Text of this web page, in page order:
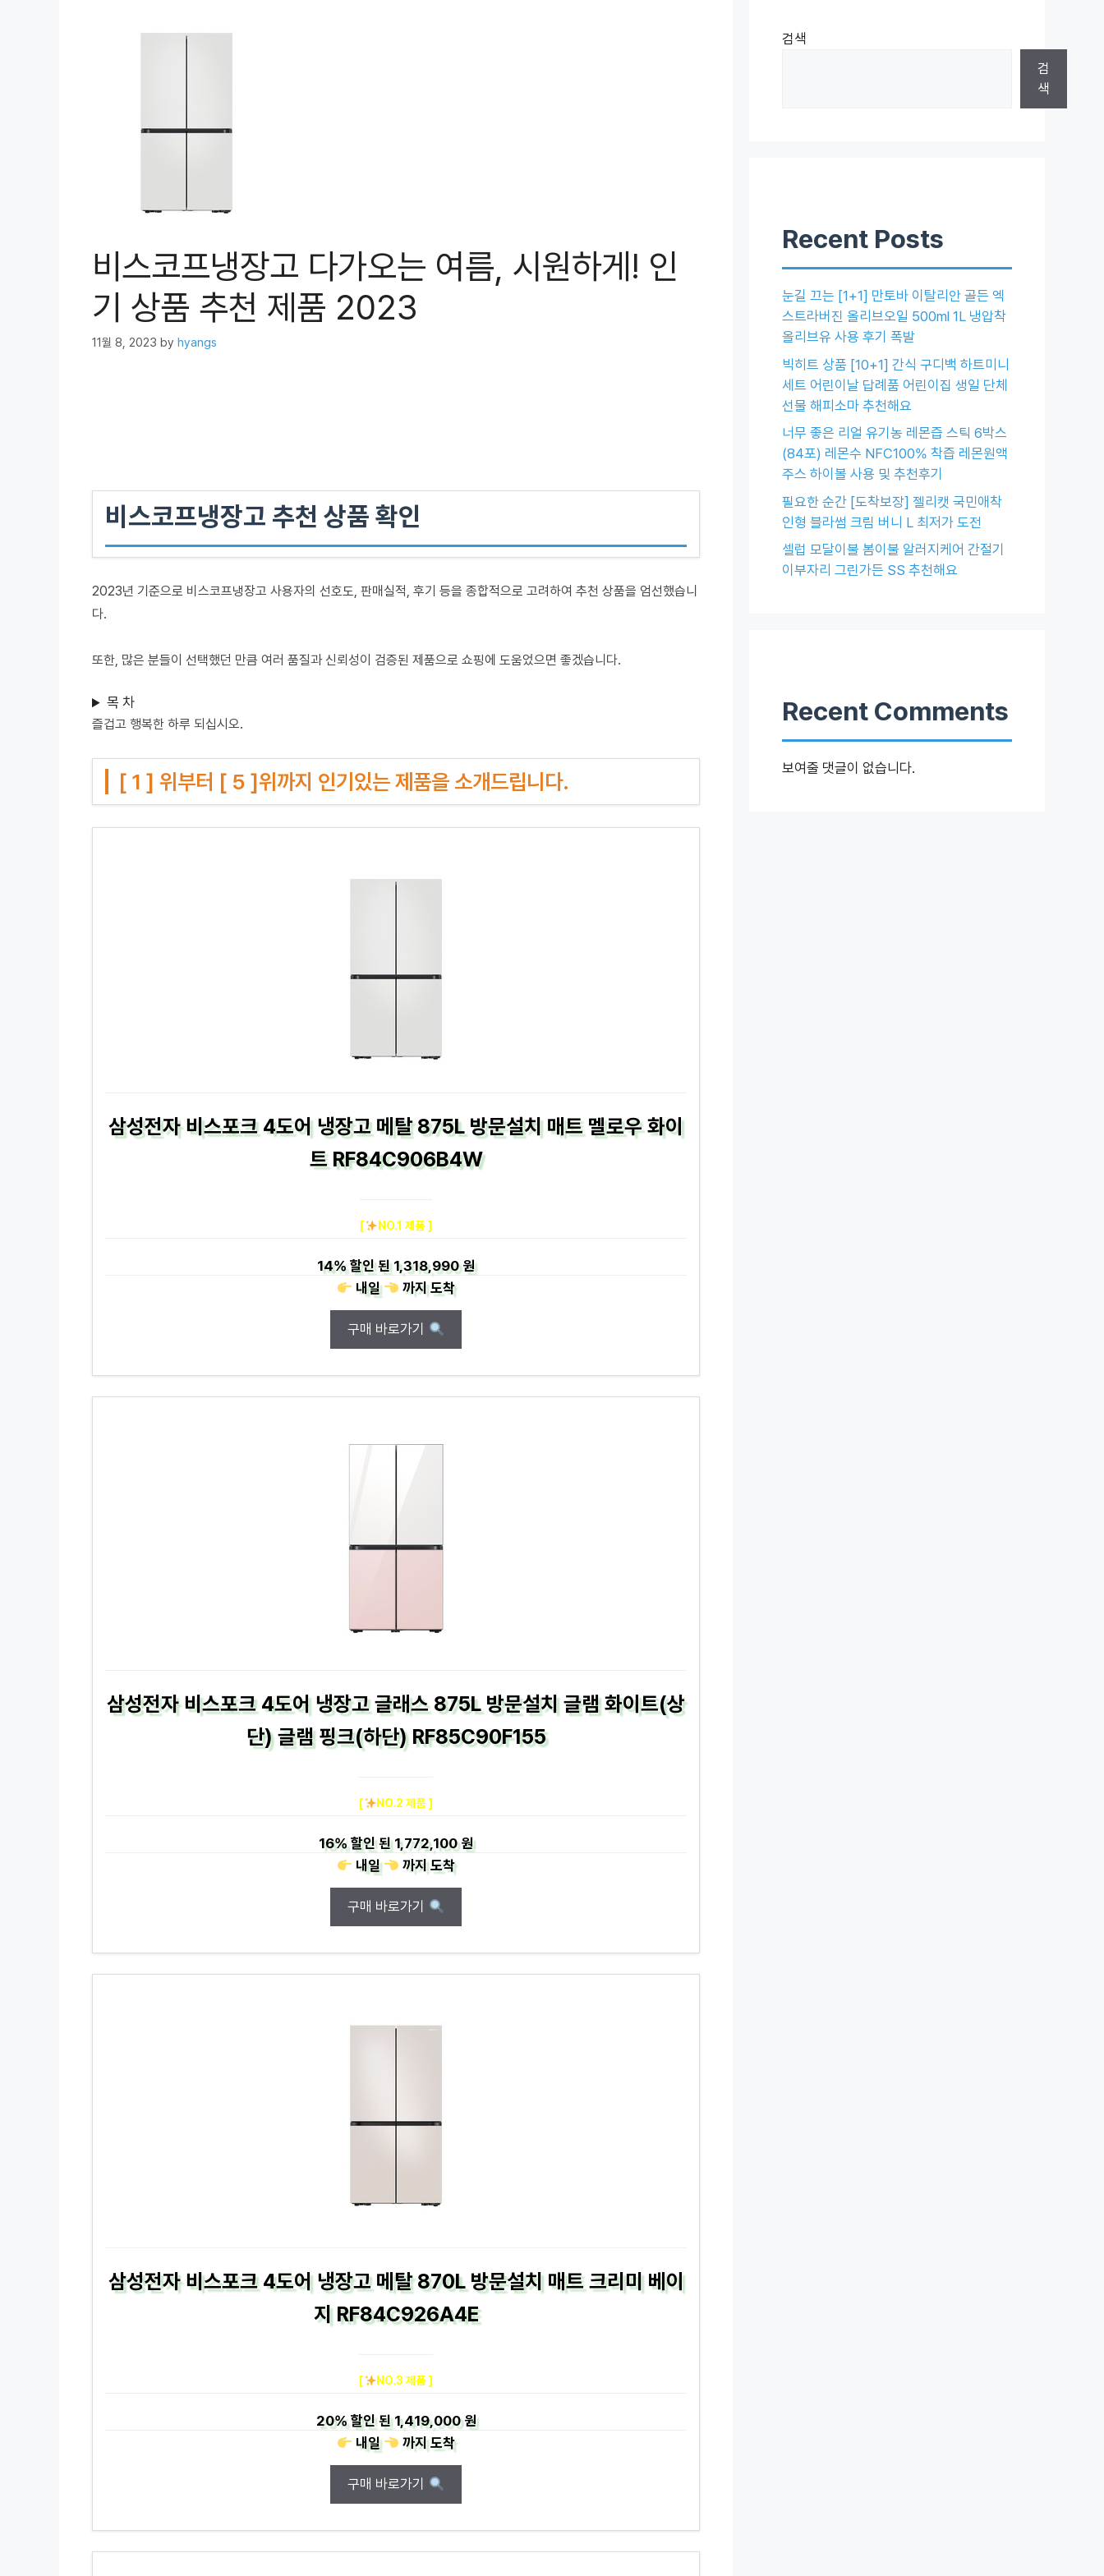
비스코프냉장고 다가오는 여름, 시원하게! 인
기 상품 추천 제품 2023
11월 8, 2023 by hyangs
비스코프냉장고 추천 상품 확인
2023년 기준으로 비스코프냉장고 사용자의 선호도, 판매실적, 후기 등을 종합적으로 고려하여 추천 상품을 엄선했습니
다.
또한, 많은 분들이 선택했던 만큼 여러 품질과 신뢰성이 검증된 제품으로 쇼핑에 도움었으면 좋겠습니다.
목 차
즐겁고 행복한 하루 되십시오.
[ 1 ] 위부터 [ 5 ]위까지 인기있는 제품을 소개드립니다.
삼성전자 비스포크 4도어 냉장고 메탈 875L 방문설치 매트 멜로우 화이
트 RF84C906B4W
[ NO.1 제품 ]
14%할인 된1,318,990 원
내일
까지도착
구매 바로가기
삼성전자 비스포크 4도어 냉장고 글래스 875L 방문설치 글램 화이트(상
단) 글램 핑크(하단) RF85C90F155
[ NO.2 제품 ]
16%할인 된1,772,100 원
내일
까지도착
구매 바로가기
삼성전자 비스포크 4도어 냉장고 메탈 870L 방문설치 매트 크리미 베이
지 RF84C926A4E
[ NO.3 제품 ]
20%할인 된1,419,000 원
내일
까지도착
구매 바로가기
검색
검
색
Recent Posts
눈길 끄는 [1+1] 만토바 이탈리안 골든 엑
스트라버진 올리브오일 500ml 1L 냉압착
올리브유 사용 후기 폭발
빅히트 상품 [10+1] 간식 구디백 하트미니
세트 어린이날 답례품 어린이집 생일 단체
선물 해피소마 추천해요
너무 좋은 리얼 유기농 레몬즙 스틱 6박스
(84포) 레몬수 NFC100% 착즙 레몬원액
주스 하이볼 사용 및 추천후기
필요한 순간 [도착보장] 젤리캣 국민애착
인형 블라썸 크림 버니 L 최저가 도전
셀럽 모달이불 봄이불 알러지케어 간절기
이부자리 그린가든 SS 추천해요
Recent Comments
보여줄 댓글이 없습니다.